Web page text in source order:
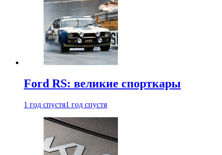
Ford RS: великие спорткары
1 год спустя1 год спустя